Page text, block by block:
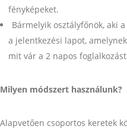
fényképeket.
Bármelyik osztályfőnök, aki
a jelentkezési lapot,
mit vár a 2 napos
Milyen módszert használunk?
Alapvetően csoportos keretek